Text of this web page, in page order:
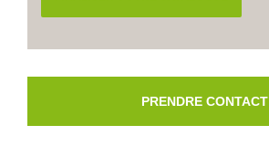
PRENDRE CONTACT